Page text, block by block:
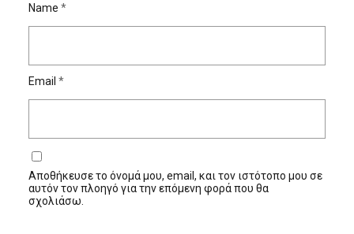
Name *
Email *
Αποθήκευσε το όνομά μου, email, και τον ιστότοπο μου σε
αυτόν τον πλοηγό για την επόμενη φορά που θα
σχολιάσω.